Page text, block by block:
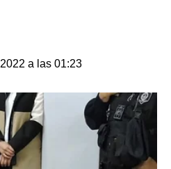
a las 01:23